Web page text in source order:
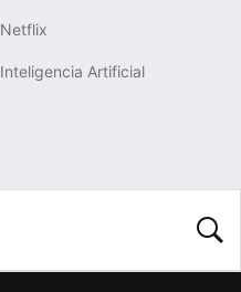
Netflix
Inteligencia Artificial